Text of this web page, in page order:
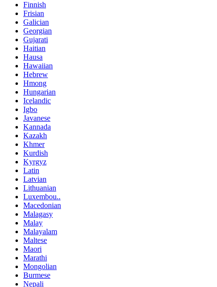
Finnish
Frisian
Galician
Georgian
Gujarati
Haitian
Hausa
Hawaiian
Hebrew
Hmong
Hungarian
Icelandic
Igbo
Javanese
Kannada
Kazakh
Khmer
Kurdish
Kyrgyz
Latin
Latvian
Lithuanian
Luxembou..
Macedonian
Malagasy
Malay
Malayalam
Maltese
Maori
Marathi
Mongolian
Burmese
Nepali